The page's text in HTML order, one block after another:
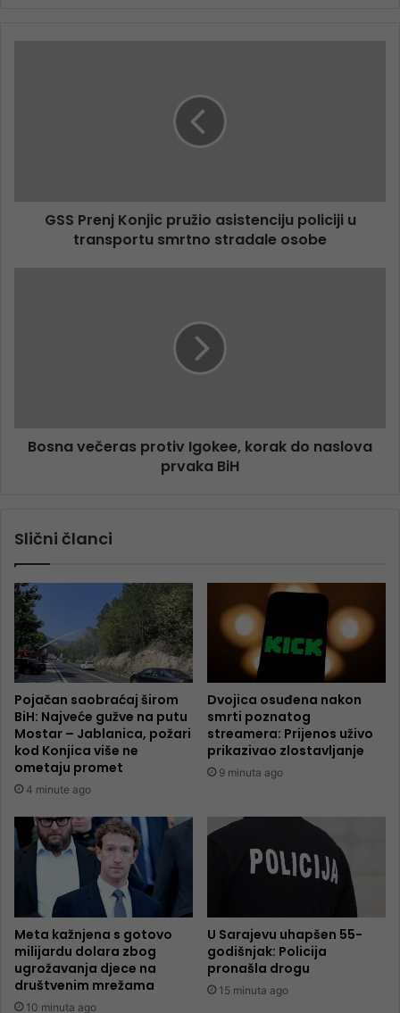
GSS Prenj Konjic pružio asistenciju policiji u
transportu smrtno stradale osobe
Bosna večeras protiv Igokee, korak do naslova
prvaka BiH
Slični članci
Pojačan saobraćaj širom
BiH: Najveće gužve na putu
Mostar – Jablanica, požari
kod Konjica više ne
ometaju promet
4 minute ago
Dvojica osuđena nakon
smrti poznatog
streamera: Prijenos uživo
prikazivao zlostavljanje
9 minuta ago
Meta kažnjena s gotovo
milijardu dolara zbog
ugrožavanja djece na
društvenim mrežama
10 minuta ago
U Sarajevu uhapšen 55-
godišnjak: Policija
pronašla drogu
15 minuta ago